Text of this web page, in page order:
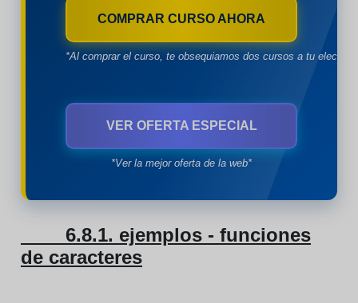
COMPRAR CURSO AHORA
*Al comprar el curso, te obsequiamos dos cursos a tu
VER OFERTA ESPECIAL
*Ver la mejor oferta de la web*
6.8.1. ejemplos - funciones
de caracteres